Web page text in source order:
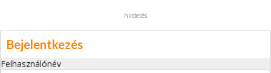
hirdetés
Bejelentkezés
Felhasználónév